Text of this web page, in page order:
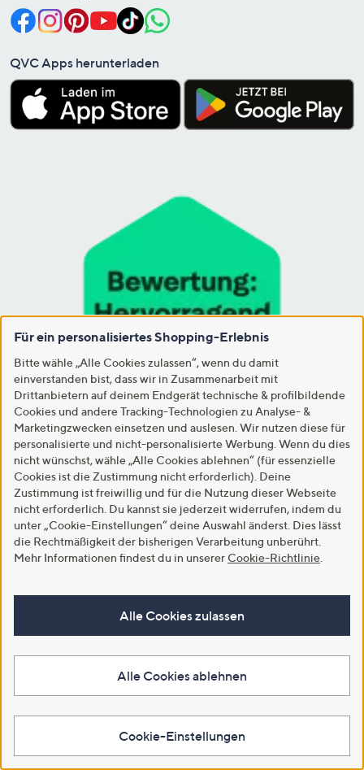
QVC Apps herunterladen
International
Copyright © 2001 - 2026 QVC Handel S.à r.l. & Co. KG
Gewähr. Bitte beachte auch folgende
Für ein personalisiertes Shopping-Erlebnis
Bitte wähle „Alle Cookies zulassen“, wenn du damit
einverstanden bist, dass wir in Zusammenarbeit mit
Drittanbietern auf deinem Endgerät technische & profilbildende
Cookies und andere Tracking-Technologien zu Analyse- &
Marketingzwecken einsetzen und auslesen. Wir nutzen diese für
personalisierte und nicht-personalisierte Werbung. Wenn du dies
nicht wünschst, wähle „Alle Cookies ablehnen“ (für essenzielle
Cookies ist die Zustimmung nicht erforderlich). Deine
Zustimmung ist freiwillig und für die Nutzung dieser Webseite
nicht erforderlich. Du kannst sie jederzeit widerrufen, indem du
unter „Cookie-Einstellungen“ deine Auswahl änderst. Dies lässt
die Rechtmäßigkeit der bisherigen Verarbeitung unberührt.
Mehr Informationen findest du in unserer Cookie-Richtlinie
Alle Cookies zulassen
Alle Cookies ablehnen
Cookie-Einstellungen